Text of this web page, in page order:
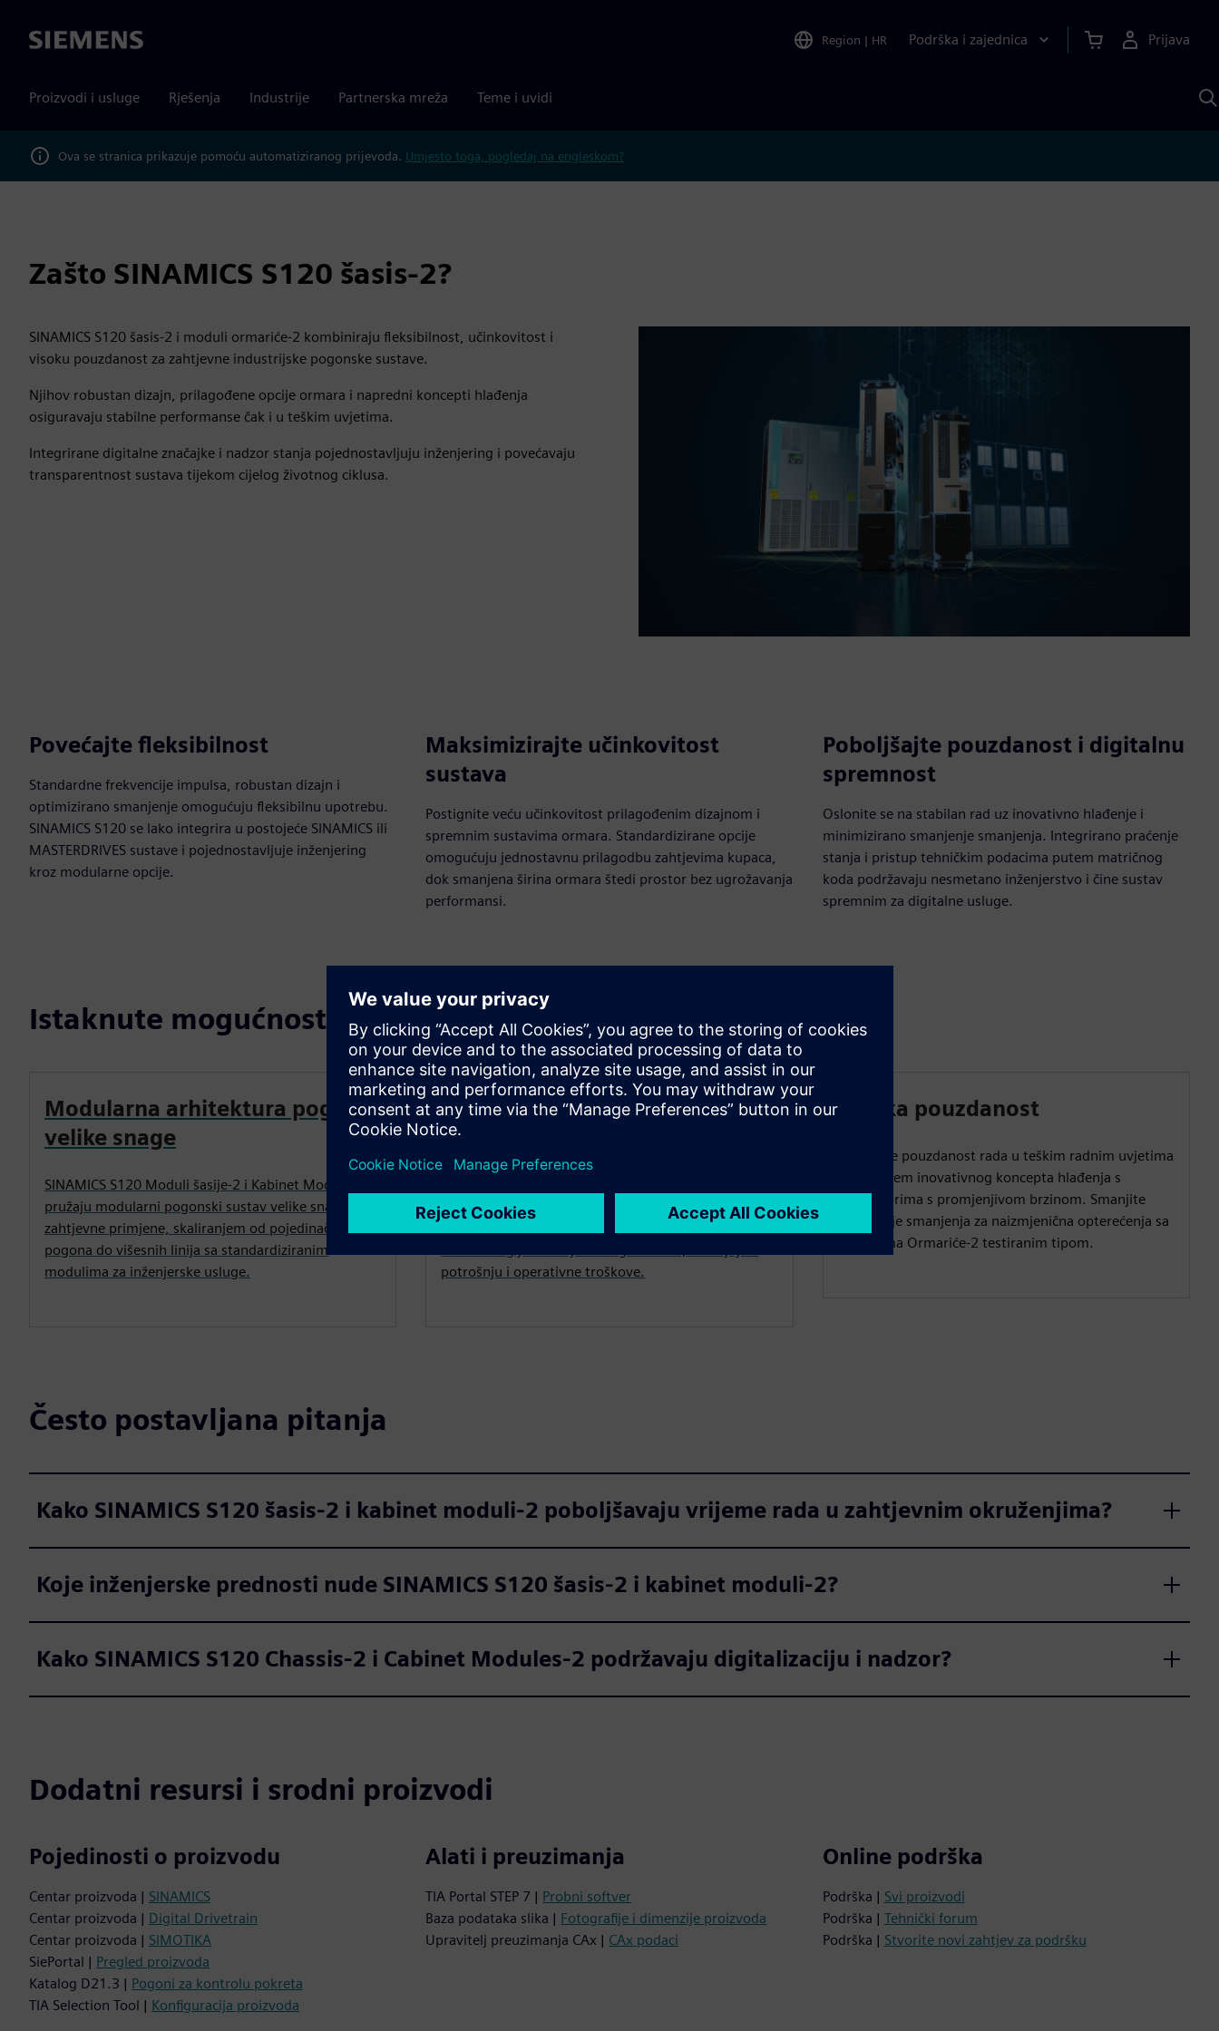
Siemens Region | HR Podrška i zajednica Prijava
Proizvodi i usluge Rješenja Industrije Partnerska mreža Teme i uvidi
Ova se stranica prikazuje pomoću automatiziranog prijevoda. Umjesto toga, pogledaj na engleskom?
Zašto SINAMICS S120 šasis-2?
SINAMICS S120 šasis-2 i moduli ormariće-2 kombiniraju fleksibilnost, učinkovitost i
visoku pouzdanost za zahtjevne industrijske pogonske sustave.
Njihov robustan dizajn, prilagođene opcije ormara i napredni koncepti hlađenja
osiguravaju stabilne performanse čak i u teškim uvjetima.
Integrirane digitalne značajke i nadzor stanja pojednostavljuju inženjering i povećavaju
transparentnost sustava tijekom cijelog životnog ciklusa.
Povećajte fleksibilnost
Standardne frekvencije impulsa, robustan dizajn i
optimizirano smanjenje omogućuju fleksibilnu upotrebu.
SINAMICS S120 se lako integrira u postojeće SINAMICS ili
MASTERDRIVES sustave i pojednostavljuje inženjering
kroz modularne opcije.
Maksimizirajte učinkovitost
sustava
Postignite veću učinkovitost prilagođenim dizajnom i
spremnim sustavima ormara. Standardizirane opcije
omogućuju jednostavnu prilagodbu zahtjevima kupaca,
dok smanjena širina ormara štedi prostor bez ugrožavanja
performansi.
Poboljšajte pouzdanost i digitalnu
spremnost
Oslonite se na stabilan rad uz inovativno hlađenje i
minimizirano smanjenje smanjenja. Integrirano praćenje
stanja i pristup tehničkim podacima putem matričnog
koda podržavaju nesmetano inženjerstvo i čine sustav
spremnim za digitalne usluge.
Istaknute mogućnosti
Modularna arhitektura pogona
velike snage
SINAMICS S120 Moduli šasije-2 i Kabinet Modules-2
pružaju modularni pogonski sustav velike snage za
zahtjevne primjene, skaliranjem od pojedinačnih
pogona do višesnih linija sa standardiziranim
modulima za inženjerske usluge.
Učinkovito upravljanje
energijom i opskrbom linijama
S120 moduli šasije-2 i moduli ormariće-2 omogućuju
učinkovito upravljanje energijom. Regeneracija linije
potrošnju i operativne troškove.
Visoka pouzdanost
Povećajte pouzdanost rada u teškim radnim uvjetima
korištenjem inovativnog koncepta hlađenja s
ventilatorima s promjenjivom brzinom. Smanjite
smanjenje smanjenja za naizmjenična opterećenja sa
sistemima Ormariće-2 testiranim tipom.
Često postavljana pitanja
Kako SINAMICS S120 šasis-2 i kabinet moduli-2 poboljšavaju vrijeme rada u zahtjevnim okruženjima?
Koje inženjerske prednosti nude SINAMICS S120 šasis-2 i kabinet moduli-2?
Kako SINAMICS S120 Chassis-2 i Cabinet Modules-2 podržavaju digitalizaciju i nadzor?
Dodatni resursi i srodni proizvodi
Pojedinosti o proizvodu
Centar proizvoda | SINAMICS
Centar proizvoda | Digital Drivetrain
Centar proizvoda | SIMOTIKA
SiePortal | Pregled proizvoda
Katalog D21.3 | Pogoni za kontrolu pokreta
TIA Selection Tool | Konfiguracija proizvoda
Alati i preuzimanja
TIA Portal STEP 7 | Probni softver
Baza podataka slika | Fotografije i dimenzije proizvoda
Upravitelj preuzimanja CAx | CAx podaci
Online podrška
Podrška | Svi proizvodi
Podrška | Tehnički forum
Podrška | Stvorite novi zahtjev za podršku